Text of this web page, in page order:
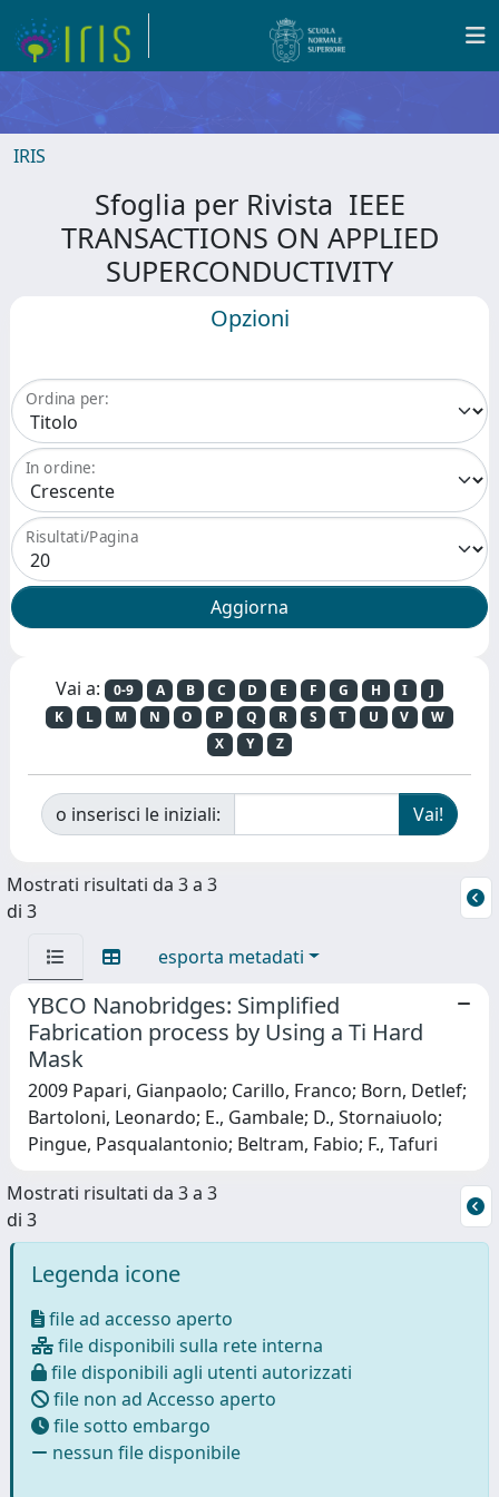
IRIS
Sfoglia per Rivista IEEE
TRANSACTIONS ON APPLIED
SUPERCONDUCTIVITY
Opzioni
Ordina per:
In ordine:
Risultati/Pagina
Vai a: 0-9 A B C D E F G H I
J
K
L M N O P Q R S T U V
W
X
Y Z
o inserisci le iniziali:
Mostrati risultati da 3 a 3
di 3
esporta metadati
YBCO Nanobridges: Simplified
Fabrication process by Using a Ti Hard
Mask
2009 Papari, Gianpaolo; Carillo, Franco; Born, Detlef;
Bartoloni, Leonardo; E., Gambale; D., Stornaiuolo;
Pingue, Pasqualantonio; Beltram, Fabio; F., Tafuri
Mostrati risultati da 3 a 3
di 3
Legenda icone
file ad accesso aperto
file disponibili sulla rete interna
file disponibili agli utenti autorizzati
file non ad Accesso aperto
file sotto embargo
nessun file disponibile